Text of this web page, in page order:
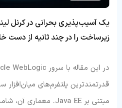
یک آسیب‌پذیری بحرانی در کرنل
زیرساخت را در چند ثانیه از دست
قدرتمندترین پلتفرم‌های میان‌افزار